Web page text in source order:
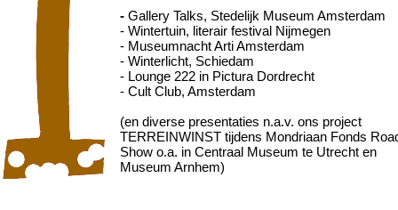
- Gallery Talks, Stedelijk Museum Amsterdam
- Wintertuin, literair festival Nijmegen
- Museumnacht Arti Amsterdam
- Winterlicht, Schiedam
- Lounge 222 in Pictura Dordrecht
- Cult Club, Amsterdam
(en diverse presentaties n.a.v. ons project
TERREINWINST tijdens Mondriaan Fonds
Show o.a. in Centraal Museum te Utrecht en
Museum Arnhem)